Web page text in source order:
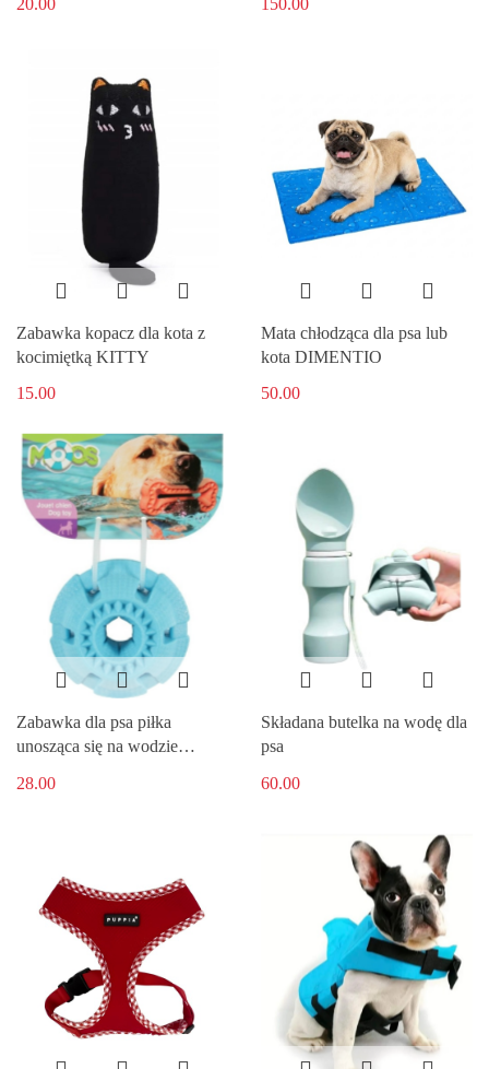
20.00 150.00
Zabawka kopacz dla kota z
kocimiętką KITTY
15.00
Mata chłodząca dla psa lub
kota DIMENTIO
50.00
Zabawka dla psa piłka
unosząca się na wodzie
28.00
Składana butelka na wodę dla
psa
60.00